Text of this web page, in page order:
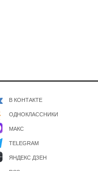
В КОНТАКТЕ
ОДНОКЛАССНИКИ
МАКС
TELEGRAM
ЯНДЕКС ДЗЕН